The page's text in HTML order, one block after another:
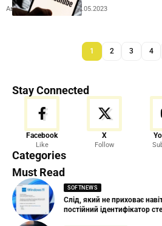
Автор:Andrew Orobets11.05.2023
1 2 3 4
Stay Connected
Facebook
Like
X
Follow
Categories
Must Read
SOFTNEWS
Слід, який не приховає
постійний ідентифікатор